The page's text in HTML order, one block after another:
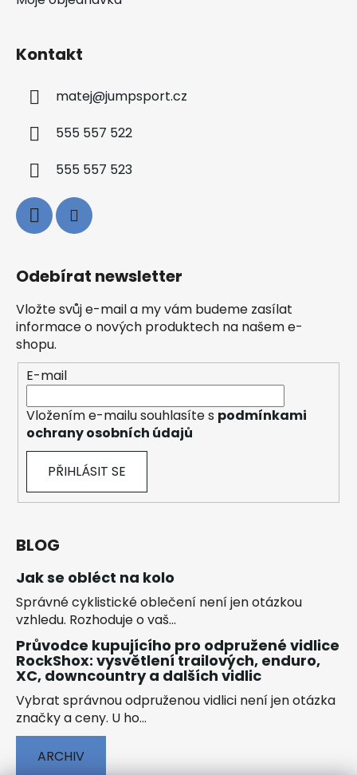
Kontakt
matej@jumpsport.cz
555 557 522
555 557 523
Odebírat newsletter
Vložte svůj e-mail a my vám budeme zasílat
informace o nových produktech na našem e-
shopu.
E-mail
Vložením e-mailu souhlasíte s podmínkami
ochrany osobních údajů
PŘIHLÁSIT SE
BLOG
Jak se obléct na kolo
Správné cyklistické oblečení není jen otázkou
vzhledu. Rozhoduje o vaš...
Průvodce kupujícího pro odpružené vidlice
RockShox: vysvětlení trailových, enduro,
XC, downcountry a dalších vidlic
Vybrat správnou odpruženou vidlici není jen otázka
značky a ceny. U ho...
ARCHIV